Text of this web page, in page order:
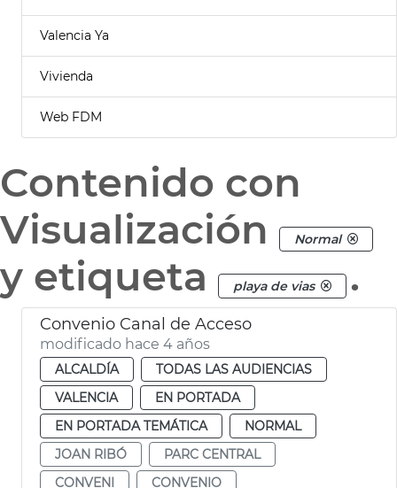
Valencia Ya
Vivienda
Web FDM
Contenido con
Visualización
Normal
y etiqueta playa de vias .
Convenio Canal de Acceso
modificado hace 4 años
ALCALDÍA
TODAS LAS AUDIENCIAS
VALENCIA
EN PORTADA
EN PORTADA TEMÁTICA
NORMAL
JOAN RIBÓ
PARC CENTRAL
CONVENI
CONVENIO